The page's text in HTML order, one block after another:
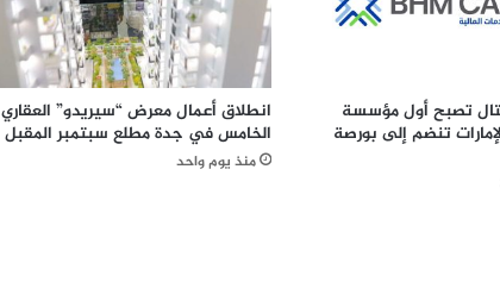
ت
ع
ا
ق
د
ع
تصبح أول مؤسسة
تنضم إلى بورصة
انطلاق أعمال معرض “سيريدو” العقاري
الخامس في جدة مطلع سبتمبر المقبل
منذ يوم واحد